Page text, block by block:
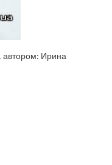
автором: Ирина